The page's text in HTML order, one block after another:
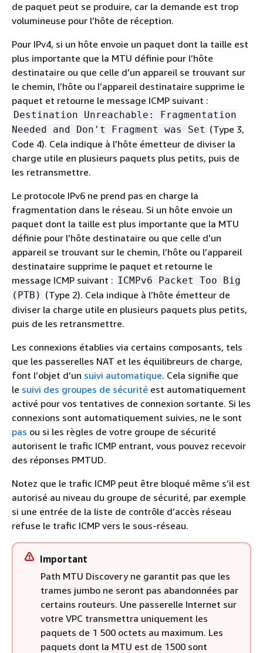
de paquet peut se produire, car la demande est trop
volumineuse pour l’hôte de réception.
Pour IPv4, si un hôte envoie un paquet dont la taille est
plus importante que la MTU définie pour l’hôte
destinataire ou que celle d’un appareil se trouvant sur
le chemin, l’hôte ou l’appareil destinataire supprime le
paquet et retourne le message ICMP suivant :
Destination Unreachable: Fragmentation
Needed and Don't Fragment was Set (Type 3,
Code 4). Cela indique à l’hôte émetteur de diviser la
charge utile en plusieurs paquets plus petits, puis de
les retransmettre.
Le protocole IPv6 ne prend pas en charge la
fragmentation dans le réseau. Si un hôte envoie un
paquet dont la taille est plus importante que la MTU
définie pour l’hôte destinataire ou que celle d’un
appareil se trouvant sur le chemin, l’hôte ou l’appareil
destinataire supprime le paquet et retourne le
message ICMP suivant : ICMPv6 Packet Too Big
(PTB) (Type 2). Cela indique à l’hôte émetteur de
diviser la charge utile en plusieurs paquets plus petits,
puis de les retransmettre.
Les connexions établies via certains composants, tels
que les passerelles NAT et les équilibreurs de charge,
font l’objet d’un suivi automatique. Cela signifie que
le suivi des groupes de sécurité est automatiquement
activé pour vos tentatives de connexion sortante. Si les
connexions sont automatiquement suivies, ne le sont
pas ou si les règles de votre groupe de sécurité
autorisent le trafic ICMP entrant, vous pouvez recevoir
des réponses PMTUD.
Notez que le trafic ICMP peut être bloqué même s’il est
autorisé au niveau du groupe de sécurité, par exemple
si une entrée de la liste de contrôle d’accès réseau
refuse le trafic ICMP vers le sous-réseau.
Important
Path MTU Discovery ne garantit pas que les
trames jumbo ne seront pas abandonnées par
certains routeurs. Une passerelle Internet sur
votre VPC transmettra uniquement les
paquets de 1 500 octets au maximum. Les
paquets dont la MTU est de 1500 sont